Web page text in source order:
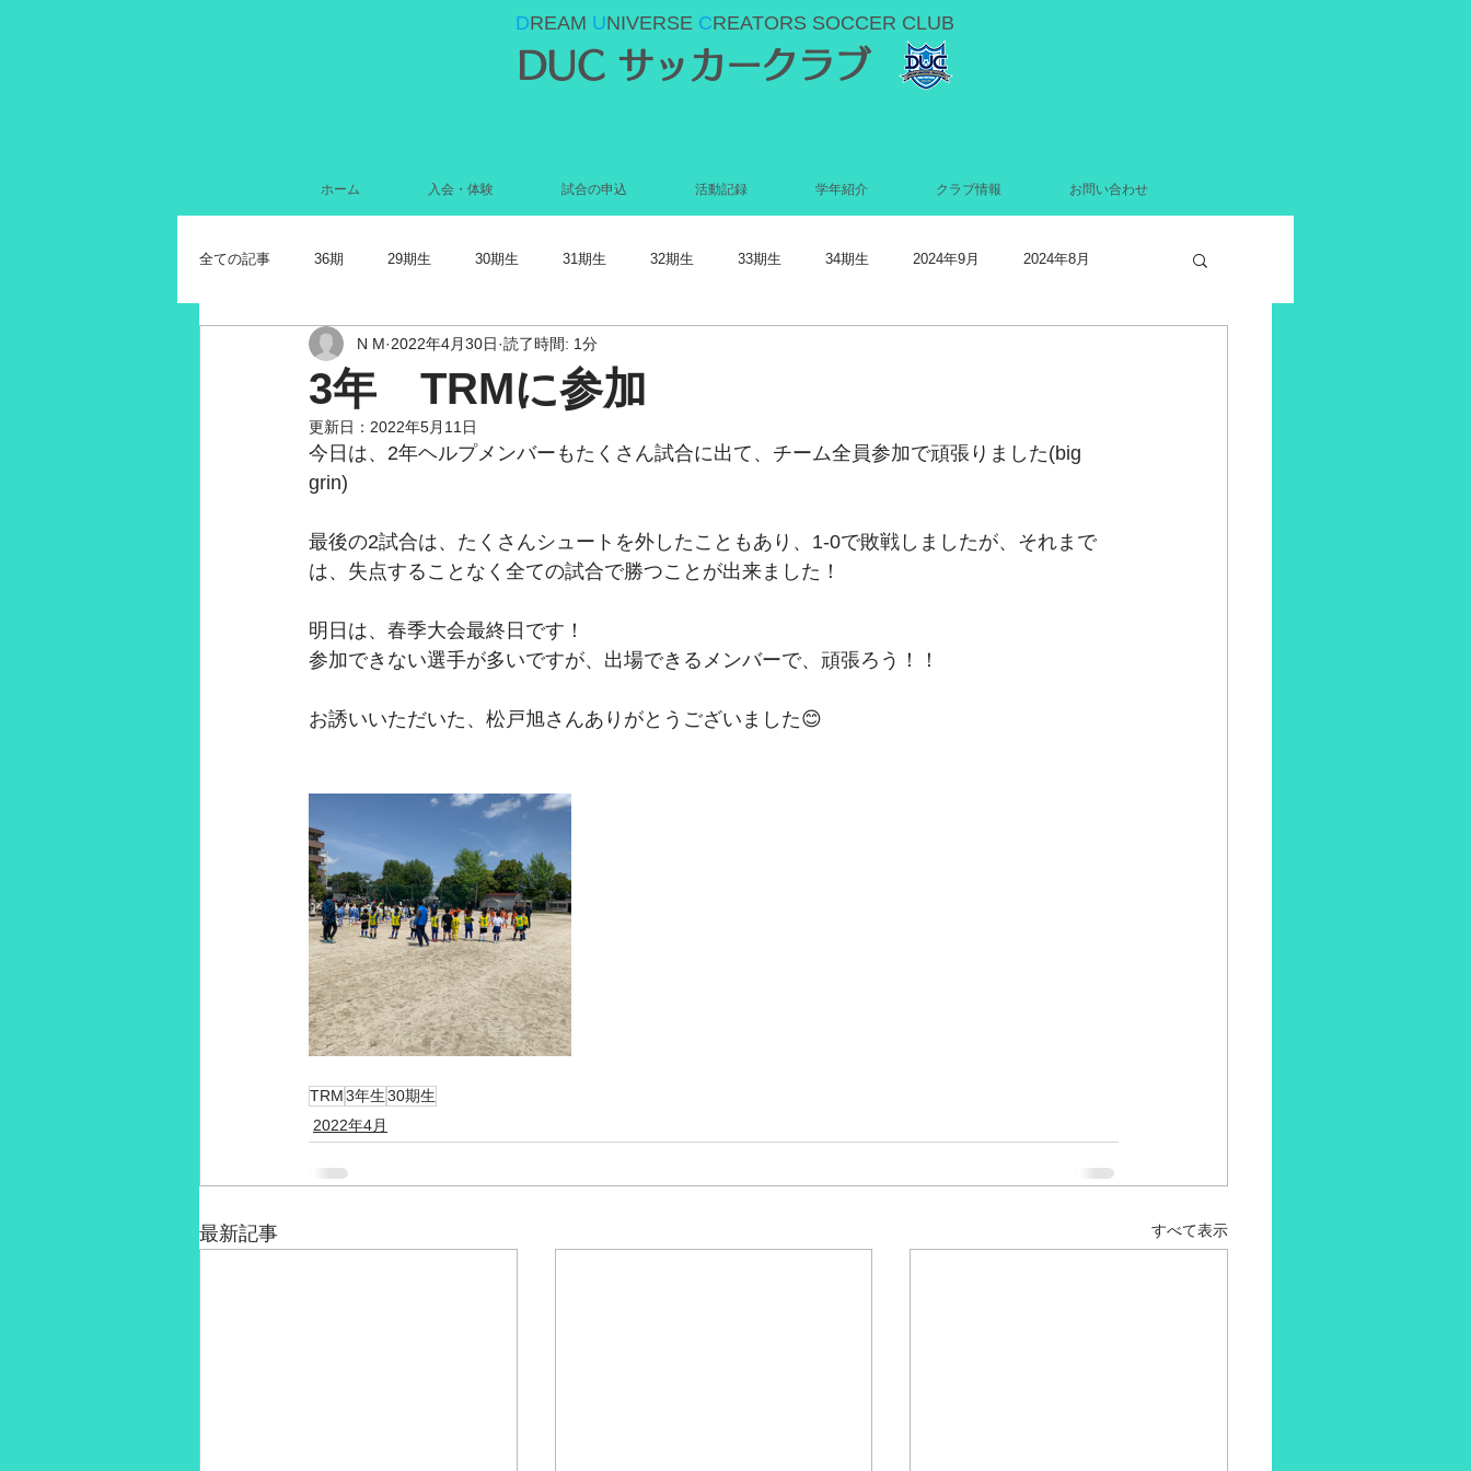
DREAM UNIVERSE CREATORS SOCCER CLUB
DUC サッカークラブ
ホーム 入会・体験 試合の申込 活動記録 学年紹介 クラブ情報 お問い合わせ
全ての記事 36期 29期生 30期生 31期生 32期生 33期生 34期生 2024年9月 2024年8月
2024年7月 2022年11月 2022年5月 2022年4月
2021年11月 2021年10月
3年 TRMに参加
N M 2022年4月30日 読了時間: 1分
更新日： 2022年5月11日
今日は、2年ヘルプメンバーもたくさん試合に出て、チーム全員参加で頑張りました(big
grin)
最後の2試合は、たくさんシュートを外したこともあり、1-0で敗戦しましたが、それまで
は、失点することなく全ての試合で勝つことが出来ました！
明日は、春季大会最終日です！
参加できない選手が多いですが、出場できるメンバーで、頑張ろう！！
お誘いいただいた、松戸旭さんありがとうございました😊
TRM3年生30期生
2022年4月
最新記事 すべて表示